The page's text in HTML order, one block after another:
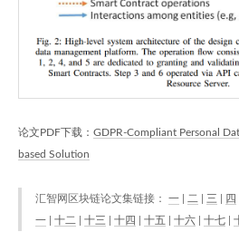
论文PDF下载： GDPR-Compliant Personal
based Solution
汇智网区块链论文集链接： 一 二 三 四
一
十二 十三 十四 十五 十六 十七